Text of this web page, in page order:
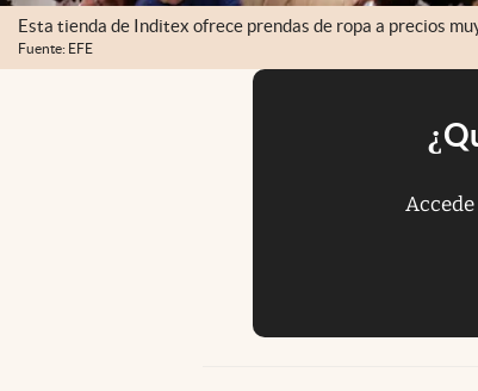
Esta tienda de Inditex ofrece prendas de ropa a precios
Fuente: EFE